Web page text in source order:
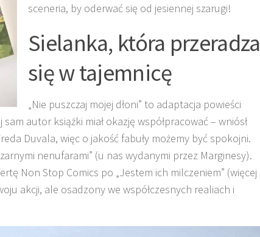
sceneria, by oderwać się od jesiennej szarugi!
Sielanka, która przeradza
się w tajemnicę
„Nie puszczaj mojej dłoni” to adaptacja powieści
autor książki miał okazję współpracować – wniósł
Duvala, więc o jakość fabuły możemy być spokojni.
nenufarami” (u nas wydanymi przez Marginesy).
Non Stop Comics po „Jestem ich milczeniem” (więcej
akcji, ale osadzony we współczesnych realiach i